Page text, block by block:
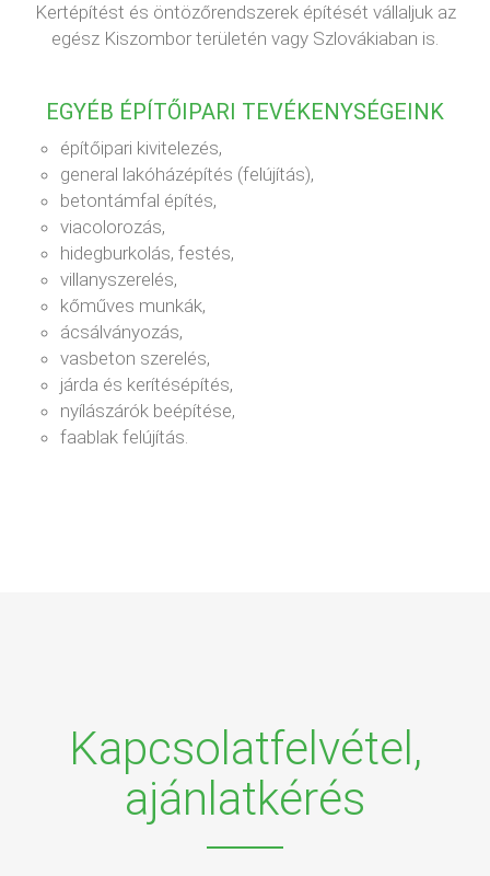
Kertépítést és öntözőrendszerek építését vállaljuk az
egész Kiszombor területén vagy Szlovákiaban is.
EGYÉB ÉPÍTŐIPARI TEVÉKENYSÉGEINK
építőipari kivitelezés,
general lakóházépítés (felújítás),
betontámfal építés,
viacolorozás,
hidegburkolás, festés,
villanyszerelés,
kőműves munkák,
ácsálványozás,
vasbeton szerelés,
járda és kerítésépítés,
nyílászárók beépítése,
faablak felújítás.
Kapcsolatfelvétel,
ajánlatkérés